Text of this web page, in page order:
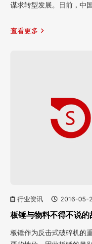
谋求转型发展。日前，中
查看更多
行业资讯 2016-05-
板锤与物料不得不说的
板锤作为反击式破碎机的